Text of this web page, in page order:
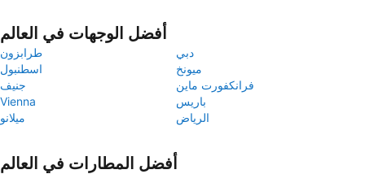
أفضل الوجهات في العالم
طرابزون
دبي
اسطنبول
ميونخ
جنيف
فرانكفورت ماين
Vienna
باريس
ميلانو
الرياض
أفضل المطارات في العالم